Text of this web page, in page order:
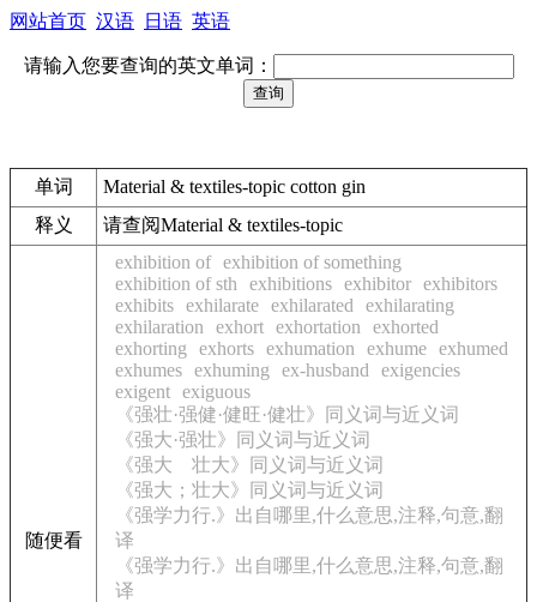
网站首页 汉语 日语 英语
请输入您要查询的英文单词：
单词
Material & textiles-topic cotton gin
释义
请查阅Material & textiles-topic
随便看
exhibition of exhibition of something
exhibition of sth
exhibitions exhibitor exhibitors
exhibits exhilarate exhilarated
exhilarating
exhilaration
exhort exhortation
exhorted
exhorting
exhorts exhumation exhume exhumed
exhumes exhuming ex-husband
exigencies
exigent exiguous
《强壮·强健·健旺·健壮》同义词与近义词
《强大·强壮》同义词与近义词
《强大 壮大》同义词与近义词
《强大；壮大》同义词与近义词
《强学力行.》出自哪里,什么意思,注释,句意,翻
译
《强学力行.》出自哪里,什么意思,注释,句意,翻
译